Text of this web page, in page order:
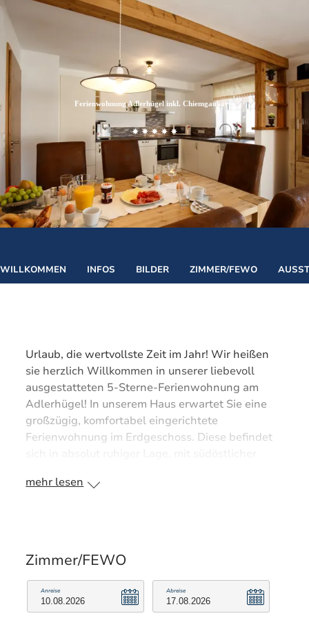
Zum
Inhalt
Zur
Suche
Zum
Footer
Ferienwohnung Adlerhügel inkl. Chiemgaukarte
WILLKOMMEN INFOS BILDER ZIMMER/FEWO
Urlaub, die wertvollste Zeit im Jahr! Wir heißen
sie herzlich Willkommen in unserer liebevoll
ausgestatteten 5-Sterne-Ferienwohnung am
Adlerhügel! In unserem Haus erwartet Sie eine
großzügig, komfortabel eingerichtete
Ferienwohnung im Erdgeschoss. Diese befindet
Küche, Essbereich sowie eine gemütliche
Langlaufloipe und Skischule sind in der Nähe.
Ausstattung: 2 Schlafzimmer 1 Bad mit Dusche
und Badewanne, sep. WC, Fön Hochwertig
ausgestattete Küchenzeile mit Backofen,
mehr lesen
Zimmer/FEWO
Anreise Abreise